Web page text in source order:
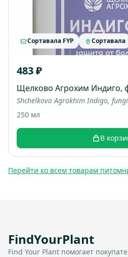
Сортавала FYP Сортавала
483 ₽
Щелково Агрохим Индиго,
Shchelkovo Agrokhim Indigo,
250 мл
В
Перейти ко всем товарам
FindYourPlant
Find Your Plant помогает